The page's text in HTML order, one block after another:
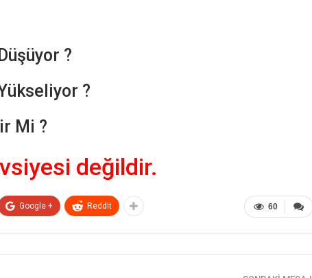
?
?
Mi ?
değildir.
60
Google + ReddIt